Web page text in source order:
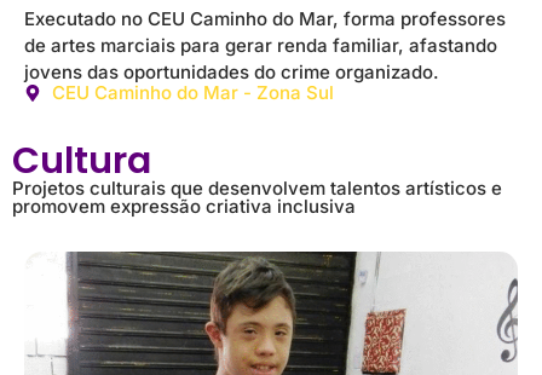
Executado no CEU Caminho do Mar, forma professores
de artes marciais para gerar renda familiar, afastando
jovens das oportunidades do crime organizado.
CEU Caminho do Mar - Zona Sul
Cultura
Projetos culturais que desenvolvem talentos artísticos e
promovem expressão criativa inclusiva